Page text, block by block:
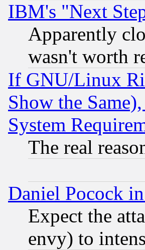
IBM's "Next
Apparently
wasn't worth
If GNU/Linux
Show the
System
The real
Daniel Pocock
Expect the
envy) to